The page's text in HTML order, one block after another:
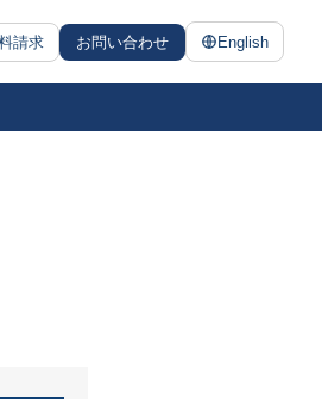
請求 お問い合わせ English